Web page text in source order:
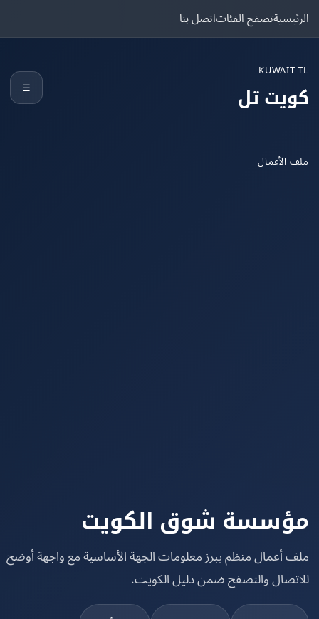
تصفح الفئاتاتصل بنا
تل
شوق الكويت
منظم يبرز معلومات الجهة الأساسية مع واجهة أوضح
والتصفح ضمن دليل الكويت.